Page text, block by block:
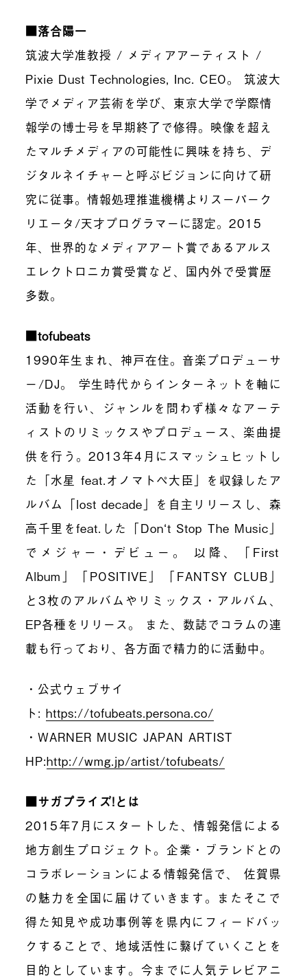
■落合陽一
筑波大学准教授 / メディアアーティスト /
Pixie Dust Technologies, Inc. CEO。 筑波大
学でメディア芸術を学び、東京大学で学際情
報学の博士号を早期終了で修得。映像を超え
たマルチメディアの可能性に興味を持ち、デ
ジタルネイチャーと呼ぶビジョンに向けて研
究に従事。情報処理推進機構よりスーパーク
リエータ/天才プログラマーに認定。2015
年、世界的なメディアアート賞であるアルス
エレクトロニカ賞受賞など、国内外で受賞歴
多数。
■tofubeats
1990年生まれ、神戸在住。音楽プロデューサ
ー/DJ。 学生時代からインターネットを軸に
活動を行い、ジャンルを問わず様々なアーテ
ィストのリミックスやプロデュース、楽曲提
供を行う。2013年4月にスマッシュヒットし
た「水星 feat.オノマトペ大臣」を収録したア
ルバム「lost decade」を自主リリースし、森
高千里をfeat.した「Don‘t Stop The Music」
でメジャー・デビュー。 以降、「First
Album」「POSITIVE」「FANTSY CLUB」
と3枚のアルバムやリミックス・アルバム、
EP各種をリリース。 また、数誌でコラムの連
載も行っており、各方面で精力的に活動中。
・公式ウェブサイ
ト:https://tofubeats.persona.co/
・WARNER MUSIC JAPAN ARTIST
HP:http://wmg.jp/artist/tofubeats/
■サガプライズ!とは
2015年7月にスタートした、情報発信による
地方創生プロジェクト。企業・ブランドとの
コラボレーションによる情報発信で、 佐賀県
の魅力を全国に届けていきます。またそこで
得た知見や成功事例等を県内にフィードバッ
クすることで、地域活性に繋げていくことを
目的としています。今までに人気テレビアニ